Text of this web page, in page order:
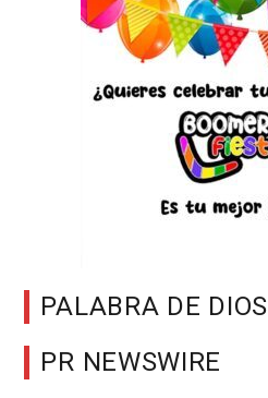
PALABRA DE DIOS
PR NEWSWIRE